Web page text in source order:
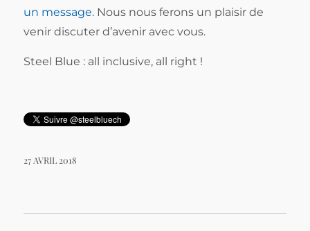
un message. Nous nous ferons un plaisir de
venir discuter d’avenir avec vous.
Steel Blue : all inclusive, all right !
27 AVRIL 2018